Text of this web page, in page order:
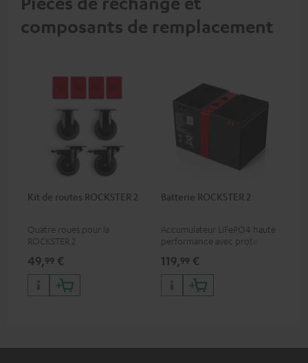
composants de remplacement
Kit de routes ROCKSTER 2
Quatre roues pour la
ROCKSTER 2
49,99 €
Batterie ROCKSTER 2
Accumulateur LiFePO4 haute
performance avec protection
décharges pour la ROCKSTER
119,99 €